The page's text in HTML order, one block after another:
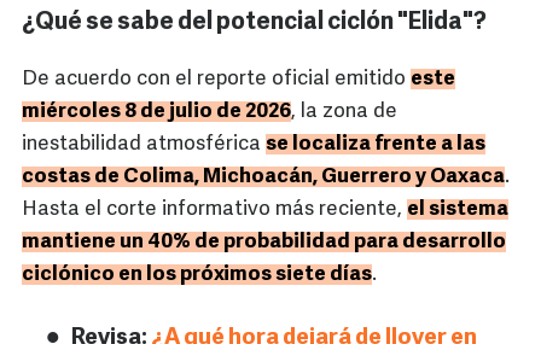
¿Qué se sabe del potencial ciclón "Elida"?
De acuerdo con el reporte oficial emitido este
miércoles 8 de julio de 2026, la zona de
inestabilidad atmosférica se localiza frente a las
costas de Colima, Michoacán, Guerrero y Oaxaca.
Hasta el corte informativo más reciente, el sistema
mantiene un 40% de probabilidad para desarrollo
ciclónico en los próximos siete días.
Revisa: ¿A qué hora dejará de llover en